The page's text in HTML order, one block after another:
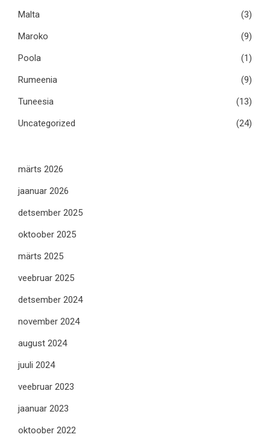
Malta
(3)
Maroko
(9)
Poola
(1)
Rumeenia
(9)
Tuneesia
(13)
Uncategorized
(24)
märts 2026
jaanuar 2026
detsember 2025
oktoober 2025
märts 2025
veebruar 2025
detsember 2024
november 2024
august 2024
juuli 2024
veebruar 2023
jaanuar 2023
oktoober 2022